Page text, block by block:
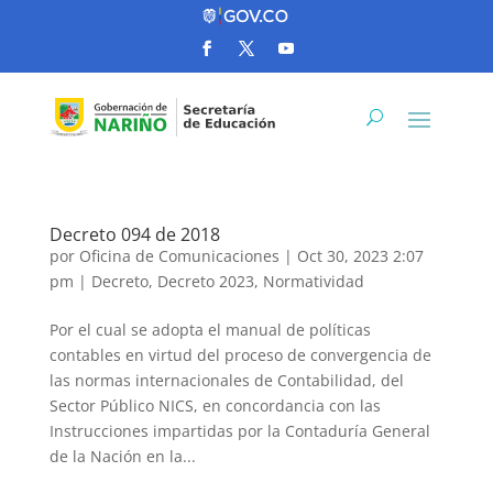
Decreto 094 de 2018
por Oficina de Comunicaciones | Oct 30, 2023 2:07
pm | Decreto, Decreto 2023, Normatividad
Por el cual se adopta el manual de políticas
contables en virtud del proceso de convergencia de
las normas internacionales de Contabilidad, del
Sector Público NICS, en concordancia con las
Instrucciones impartidas por la Contaduría General
de la Nación en la...